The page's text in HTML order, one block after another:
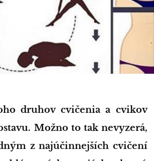
Možno to tak nevyzerá,
z najúčinnejších cvičení